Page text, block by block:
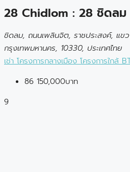
28 Chidlom : 28 ชิดลม
ชิดลม, ถนนเพลินจิต, ราชประสงค์, แข
กรุงเทพมหานคร, 10330, ประเทศไทย
เช่า โครงการกลางเมือง โครงการใกล้
86 150,000บาท
9